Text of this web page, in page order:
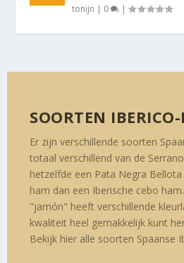
tonijn | 0 |
SOORTEN
Er zijn verschillende soorten
totaal verschillend van de
hetzelfde een Pata Negra Bellota
ham dan een Iberische cebo
"jamón" heeft verschillende
kwaliteit heel gemakkelijk kunt
Bekijk hier alle soorten Spaanse